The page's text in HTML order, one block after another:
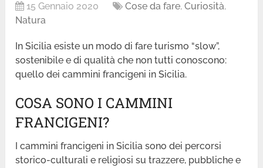
15 Gennaio 2020 Cose da fare,Curiosità,
Natura
In Sicilia esiste un modo di fare turismo “slow”,
sostenibile e di qualità che non tutti conoscono:
quello dei cammini francigeni in Sicilia.
COSA SONO I CAMMINI
FRANCIGENI?
I cammini francigeni in Sicilia sono dei percorsi
storico-culturali e religiosi su trazzere, pubbliche e